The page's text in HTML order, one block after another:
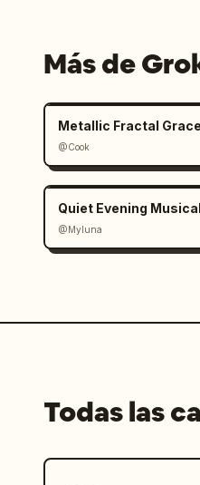
Más de
Metallic Fractal
@Cook
Quiet Evening
@Myluna
Todas las